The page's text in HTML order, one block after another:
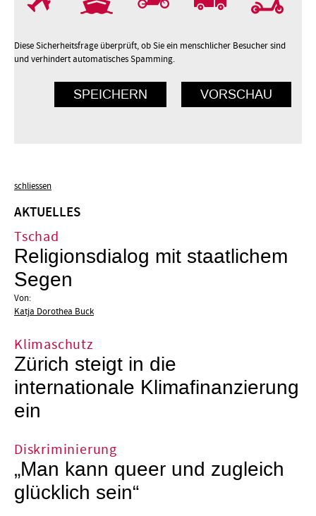
Diese Sicherheitsfrage überprüft, ob Sie ein menschlicher Besucher sind
und verhindert automatisches Spamming.
schliessen
AKTUELLES
Tschad
Religionsdialog mit staatlichem
Segen
Von:
Katja Dorothea Buck
Klimaschutz
Zürich steigt in die
internationale Klimafinanzierung
ein
Diskriminierung
„Man kann queer und zugleich
glücklich sein“